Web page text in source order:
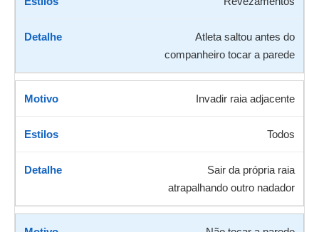
Atleta saltou antes do
companheiro tocar a parede
Invadir raia adjacente
Todos
Sair da própria raia
atrapalhando outro nadador